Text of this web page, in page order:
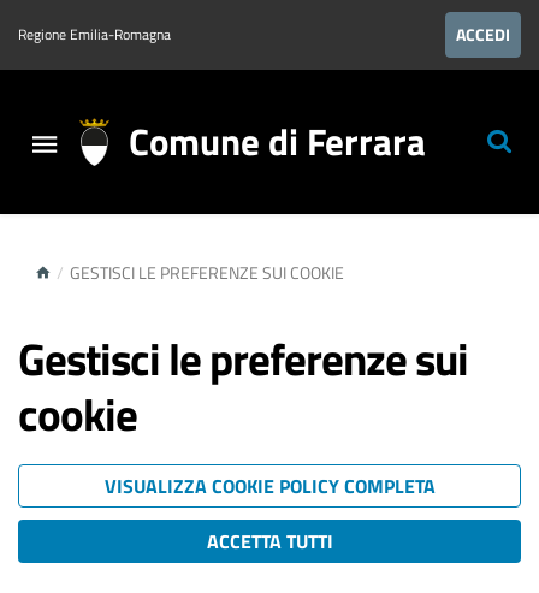
Regione Emilia-Romagna ACCEDI
Comune di Ferrara
/ GESTISCI LE PREFERENZE SUI COOKIE
Gestisci le preferenze sui
cookie
VISUALIZZA COOKIE POLICY COMPLETA
ACCETTA TUTTI